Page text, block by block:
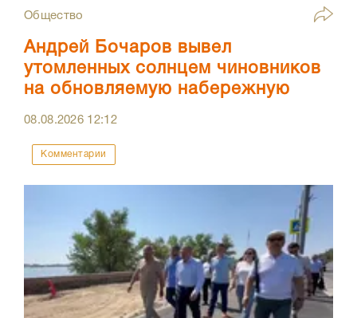
Общество
Андрей Бочаров вывел
утомленных солнцем чиновников
на обновляемую набережную
08.08.2026 12:12
Комментарии